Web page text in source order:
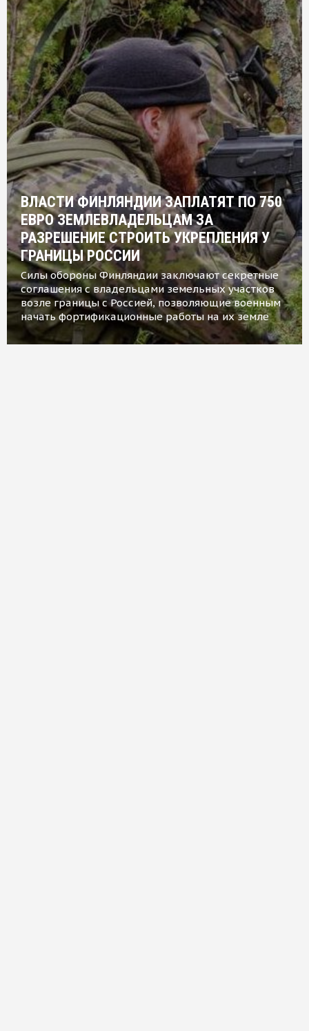
ВЛАСТИ ФИНЛЯНДИИ ЗАПЛАТЯТ ПО 750
ЕВРО ЗЕМЛЕВЛАДЕЛЬЦАМ ЗА
РАЗРЕШЕНИЕ СТРОИТЬ УКРЕПЛЕНИЯ У
ГРАНИЦЫ РОССИИ
Силы обороны Финляндии заключают секретные
соглашения с владельцами земельных участков
возле границы с Россией, позволяющие военным
начать фортификационные работы на их земле